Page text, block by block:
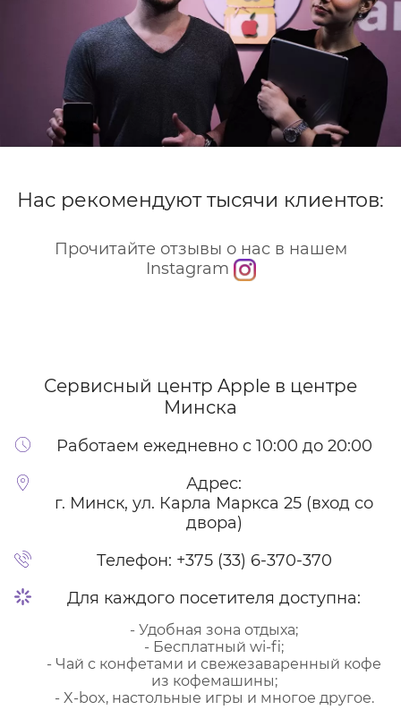
Нас рекомендуют тысячи клиентов:
Прочитайте отзывы о нас в нашем
Instagram
Сервисный центр Apple в центре
Минска
Работаем ежедневно с 10:00 до 20:00
Адрес:
г. Минск, ул. Карла Маркса 25 (вход со
двора)
Телефон: +375 (33) 6-370-370
Для каждого посетителя доступна:
- Удобная зона отдыха;
- Бесплатный wi-fi;
- Чай с конфетами и свежезаваренный кофе
из кофемашины;
- X-box, настольные игры и многое другое.